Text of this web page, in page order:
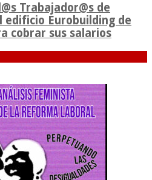
Trabajador@s de
edificio Eurobuilding de
cobrar sus salarios